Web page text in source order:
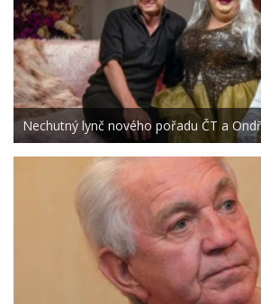
Nechutný lynč nového pořadu ČT a